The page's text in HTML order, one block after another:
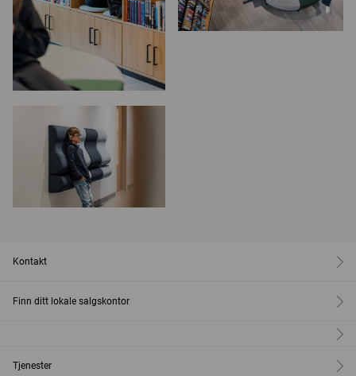
Kontakt
Finn ditt lokale salgskontor
Tjenester